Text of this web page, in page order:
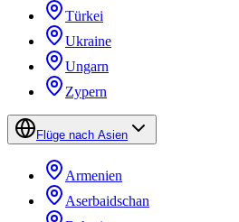
Türkei
Ukraine
Ungarn
Zypern
Flüge nach Asien
Armenien
Aserbaidschan